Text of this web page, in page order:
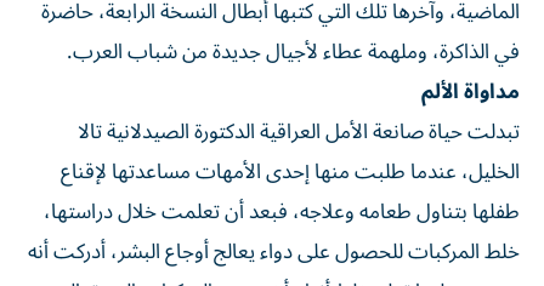
الماضية، وآخرها تلك التي كتبها أبطال النسخة الرابعة، حاضرة
في الذاكرة، وملهمة عطاء لأجيال جديدة من شباب العرب.
مداواة الألم
تبدلت حياة صانعة الأمل العراقية الدكتورة الصيدلانية تالا
الخليل، عندما طلبت منها إحدى الأمهات مساعدتها لإقناع
طفلها بتناول طعامه وعلاجه، فبعد أن تعلمت خلال دراستها،
خلط المركبات للحصول على دواء يعالج أوجاع البشر، أدركت أنه